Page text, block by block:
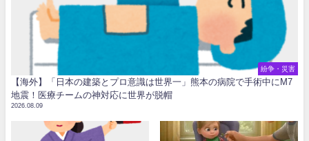
紛争・災害
【海外】「日本の建築とプロ意識は世界一」熊本の病院で手術中にM7
地震！医療チームの神対応に世界が脱帽
2026.08.09